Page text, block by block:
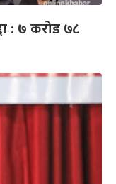
: ७ करोड ७८